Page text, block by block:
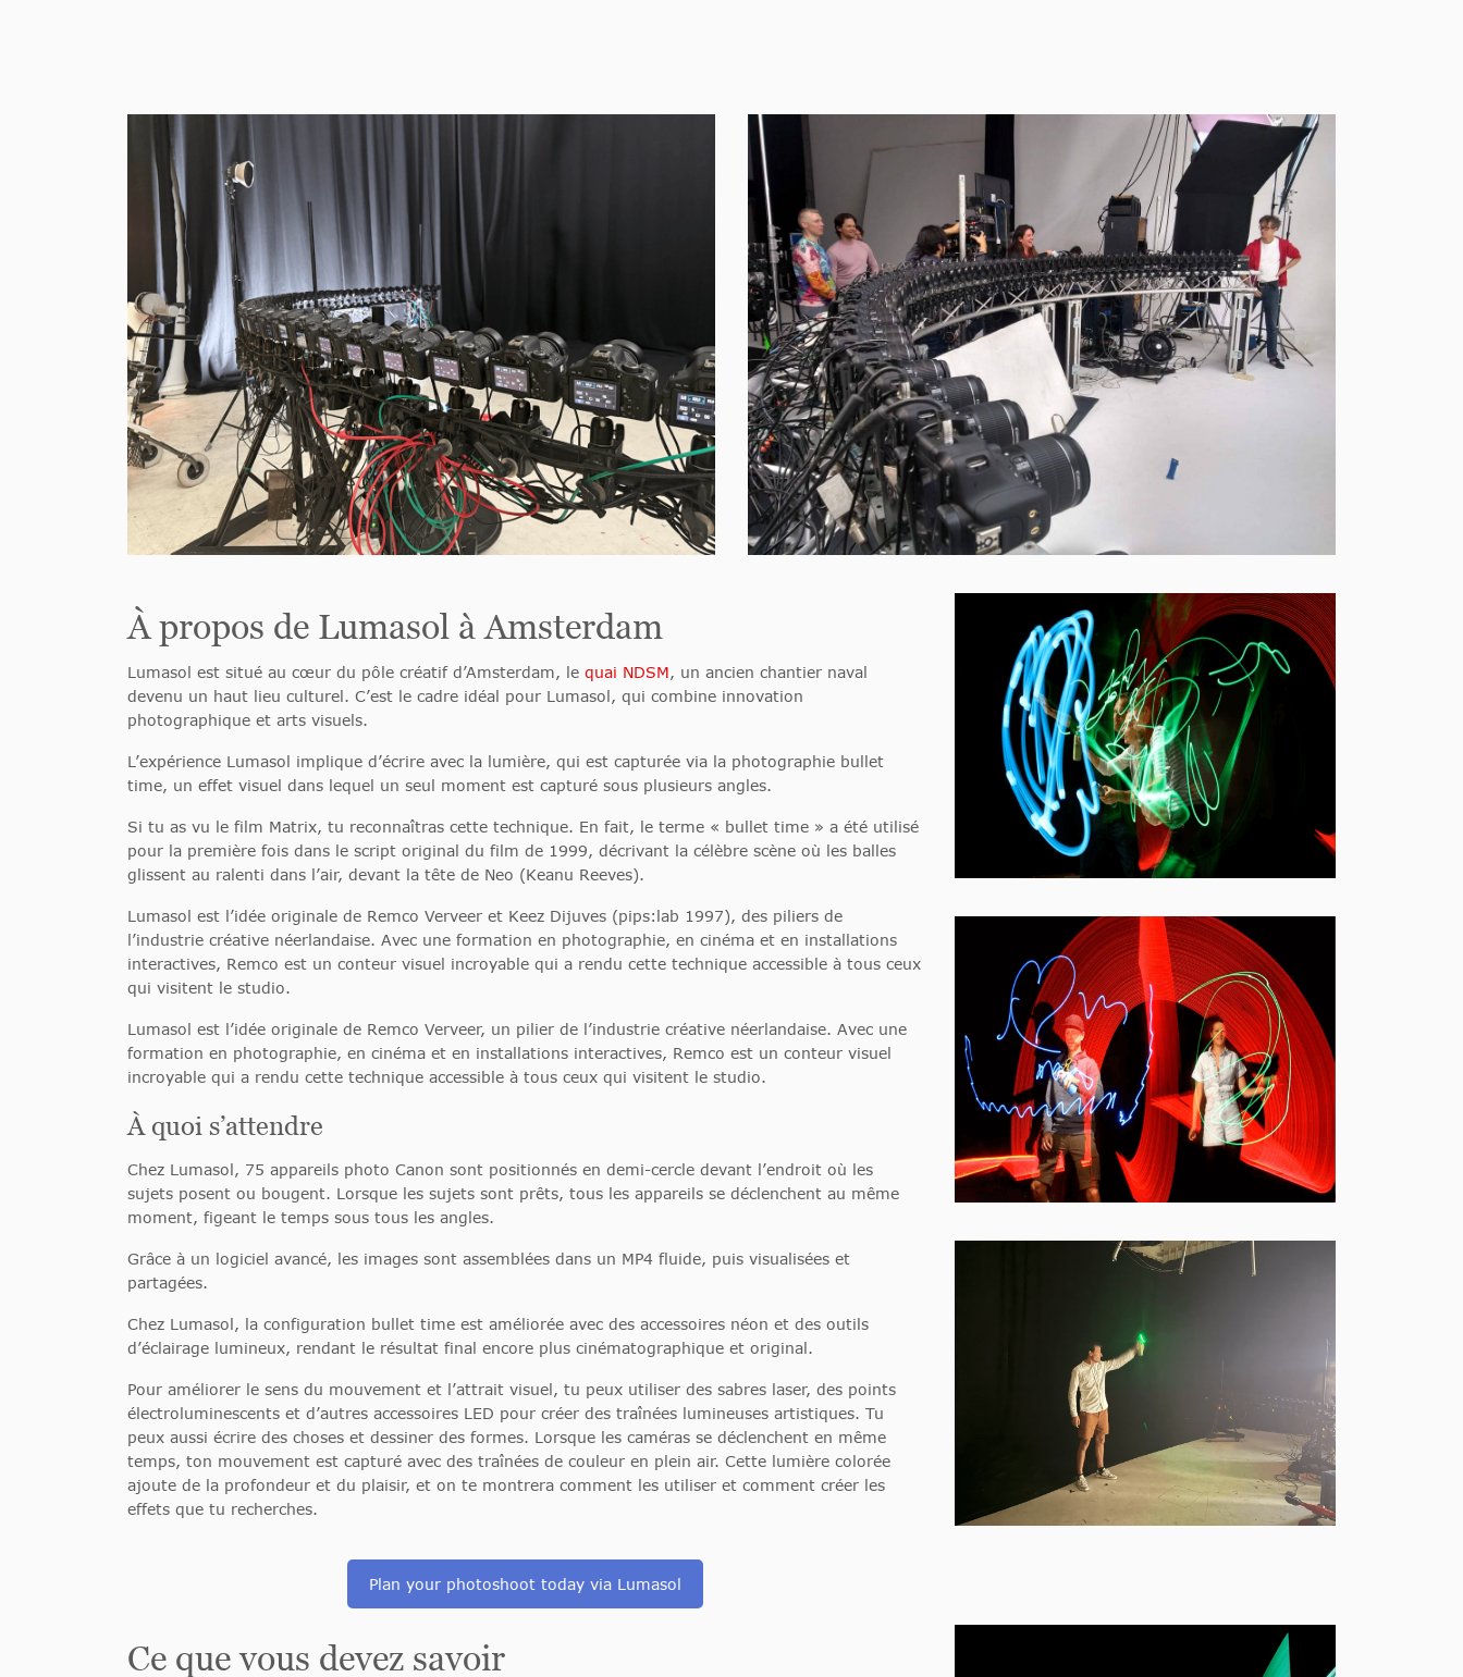
À propos de Lumasol à Amsterdam
Lumasol est situé au cœur du pôle créatif d’Amsterdam, le quai NDSM, un ancien chantier naval
devenu un haut lieu culturel. C’est le cadre idéal pour Lumasol, qui combine innovation
photographique et arts visuels.
L’expérience Lumasol implique d’écrire avec la lumière, qui est capturée via la photographie bullet
time, un effet visuel dans lequel un seul moment est capturé sous plusieurs angles.
Si tu as vu le film Matrix, tu reconnaîtras cette technique. En fait, le terme « bullet time » a été utilisé
pour la première fois dans le script original du film de 1999, décrivant la célèbre scène où les balles
glissent au ralenti dans l’air, devant la tête de Neo (Keanu Reeves).
Lumasol est l’idée originale de Remco Verveer et Keez Dijuves (pips:lab 1997), des piliers de
l’industrie créative néerlandaise. Avec une formation en photographie, en cinéma et en installations
interactives, Remco est un conteur visuel incroyable qui a rendu cette technique accessible à tous ceux
qui visitent le studio.
Lumasol est l’idée originale de Remco Verveer, un pilier de l’industrie créative néerlandaise. Avec une
formation en photographie, en cinéma et en installations interactives, Remco est un conteur visuel
incroyable qui a rendu cette technique accessible à tous ceux qui visitent le studio.
À quoi s’attendre
Chez Lumasol, 75 appareils photo Canon sont positionnés en demi-cercle devant l’endroit où les
sujets posent ou bougent. Lorsque les sujets sont prêts, tous les appareils se déclenchent au même
moment, figeant le temps sous tous les angles.
Grâce à un logiciel avancé, les images sont assemblées dans un MP4 fluide, puis visualisées et
partagées.
Chez Lumasol, la configuration bullet time est améliorée avec des accessoires néon et des outils
d’éclairage lumineux, rendant le résultat final encore plus cinématographique et original.
Pour améliorer le sens du mouvement et l’attrait visuel, tu peux utiliser des sabres laser, des points
électroluminescents et d’autres accessoires LED pour créer des traînées lumineuses artistiques. Tu
peux aussi écrire des choses et dessiner des formes. Lorsque les caméras se déclenchent en même
temps, ton mouvement est capturé avec des traînées de couleur en plein air. Cette lumière colorée
ajoute de la profondeur et du plaisir, et on te montrera comment les utiliser et comment créer les
effets que tu recherches.
Plan your photoshoot today via Lumasol
Ce que vous devez savoir